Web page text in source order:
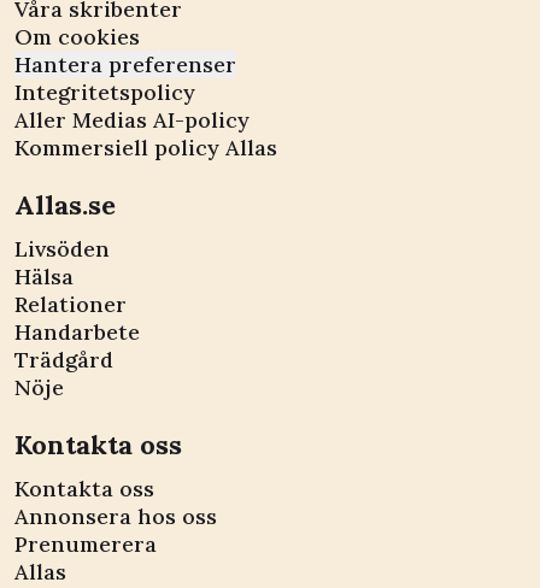
Våra skribenter
Om cookies
Hantera preferenser
Integritetspolicy
Aller Medias AI-policy
Kommersiell policy Allas
Allas.se
Livsöden
Hälsa
Relationer
Handarbete
Trädgård
Nöje
Kontakta oss
Kontakta oss
Annonsera hos oss
Prenumerera
Allas